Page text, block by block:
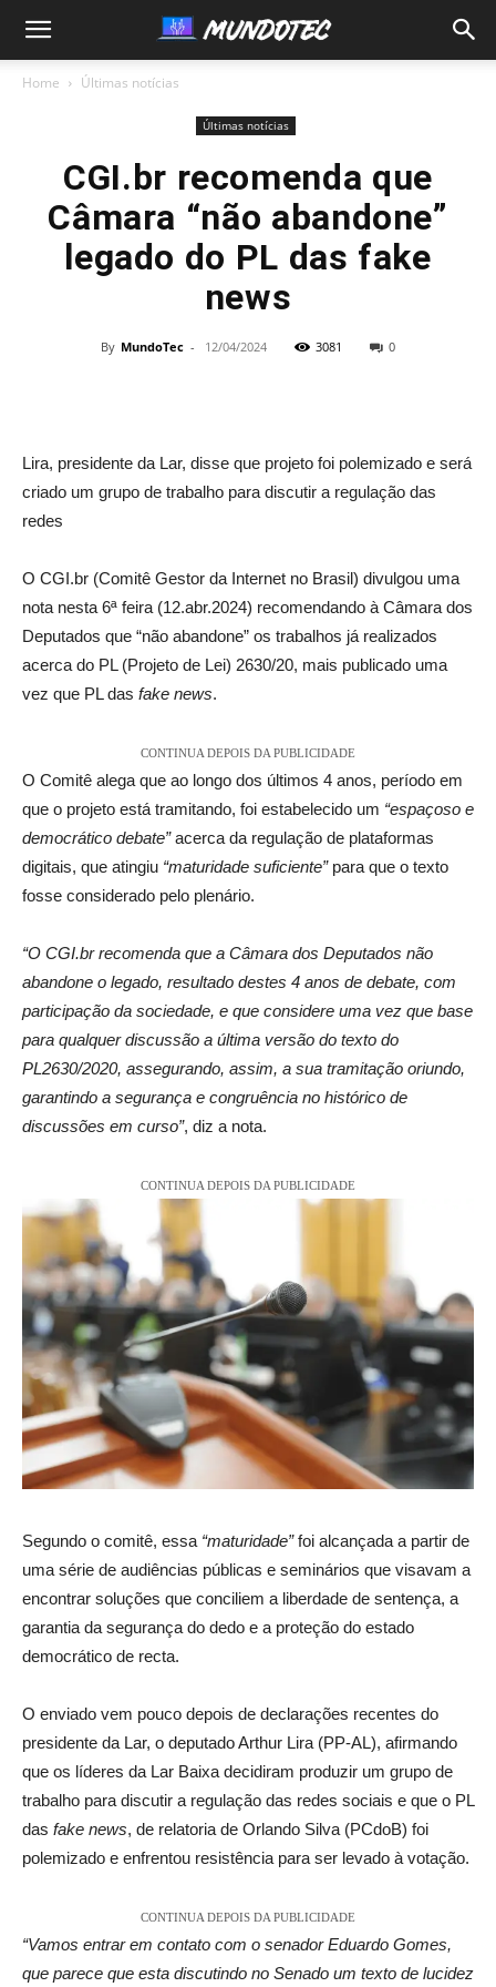
MundoTec
Home Últimas notícias
Últimas notícias
CGI.br recomenda que
Câmara “não abandone”
legado do PL das fake
news
By MundoTec - 12/04/2024 3081 0
Lira, presidente da Lar, disse que projeto foi polemizado e será
criado um grupo de trabalho para discutir a regulação das
redes
O CGI.br (Comitê Gestor da Internet no Brasil) divulgou uma
nota nesta 6ª feira (12.abr.2024) recomendando à Câmara dos
Deputados que “não abandone” os trabalhos já realizados
acerca do PL (Projeto de Lei) 2630/20, mais publicado uma
vez que PL das fake news.
CONTINUA DEPOIS DA PUBLICIDADE
O Comitê alega que ao longo dos últimos 4 anos, período em
que o projeto está tramitando, foi estabelecido um “espaçoso e
democrático debate”acerca da regulação de plataformas
digitais, que atingiu “maturidade suficiente”para que o texto
fosse considerado pelo plenário.
“O CGI.br recomenda que a Câmara dos Deputados não
abandone o legado, resultado destes 4 anos de debate, com
participação da sociedade, e que considere uma vez que base
para qualquer discussão a última versão do texto do
PL2630/2020, assegurando, assim, a sua tramitação oriundo,
garantindo a segurança e congruência no histórico de
discussões em curso”, diz a nota.
CONTINUA DEPOIS DA PUBLICIDADE
Segundo o comitê, essa “maturidade”foi alcançada a partir de
uma série de audiências públicas e seminários que visavam a
encontrar soluções que conciliem a liberdade de sentença, a
garantia da segurança do dedo e a proteção do estado
democrático de recta.
O enviado vem pouco depois de declarações recentes do
presidente da Lar, o deputado Arthur Lira (PP-AL), afirmando
que os líderes da Lar Baixa decidiram produzir um grupo de
trabalho para discutir a regulação das redes sociais e que o PL
das fake news, de relatoria de Orlando Silva (PCdoB) foi
polemizado e enfrentou resistência para ser levado à votação.
CONTINUA DEPOIS DA PUBLICIDADE
“Vamos entrar em contato com o senador Eduardo Gomes,
que parece que esta discutindo no Senado um texto de lucidez